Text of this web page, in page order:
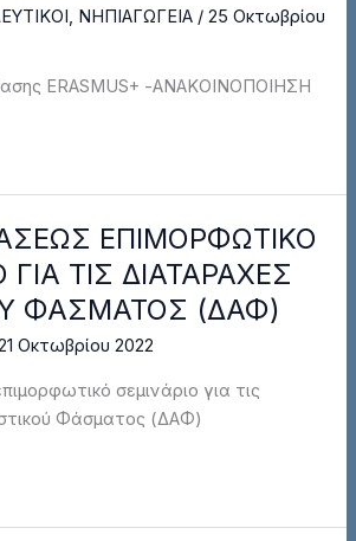
, ΝΗΠΙΑΓΩΓΕΙΑ /25 Οκτωβρίου
ERASMUS+ -ΑΝΑΚΟΙΝΟΠΟΙΗΣΗ
ΕΠΙΜΟΡΦΩΤΙΚΟ
ΓΙΑ ΤΙΣ ΔΙΑΤΑΡΑΧΕΣ
ΦΑΣΜΑΤΟΣ (ΔΑΦ)
Οκτωβρίου 2022
σεμινάριο για τις
Φάσματος (ΔΑΦ)